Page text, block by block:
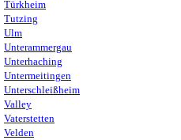
Türkheim
Tutzing
Ulm
Unterammergau
Unterhaching
Untermeitingen
Unterschleißheim
Valley
Vaterstetten
Velden